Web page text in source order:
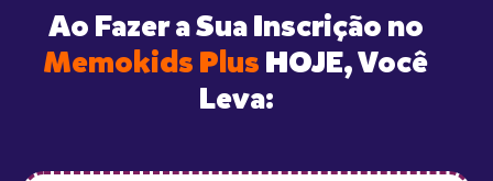
Ao Fazer a Sua Inscrição no
Memokids PlusHOJE, Você
Leva: